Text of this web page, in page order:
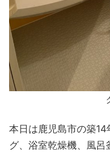
本日は鹿児島市の築
グ、浴室乾燥機、風